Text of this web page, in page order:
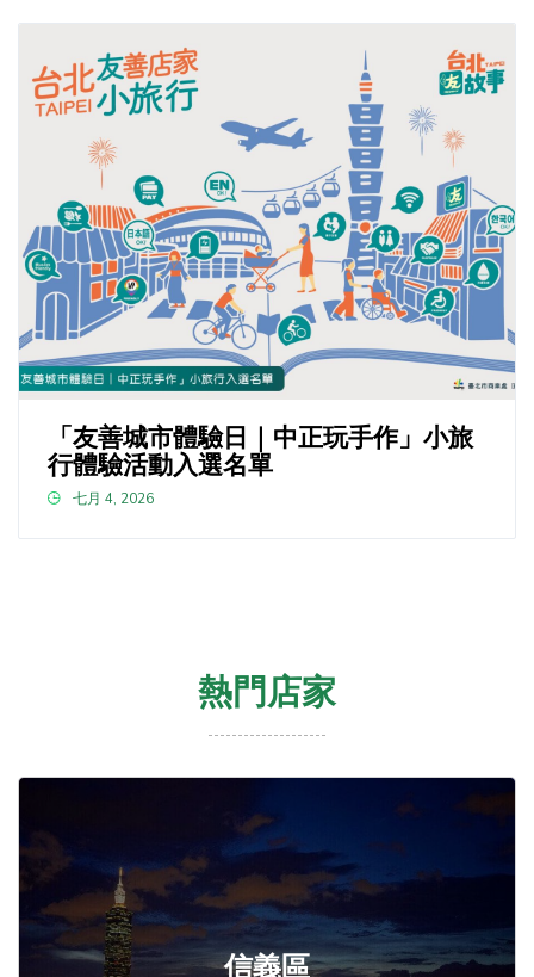
「友善城市體驗日｜中正玩手作」小旅
行體驗活動入選名單
七月 4, 2026
熱門店家
信義區